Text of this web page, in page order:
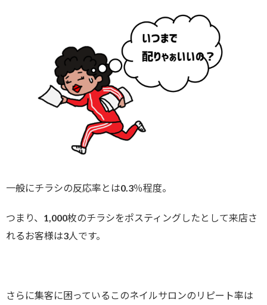
一般にチラシの反応率とは0.3％程度。
つまり、1,000枚のチラシをポスティングしたとして来店さ
れるお客様は3人です。
さらに集客に困っているこのネイルサロンのリピート率は